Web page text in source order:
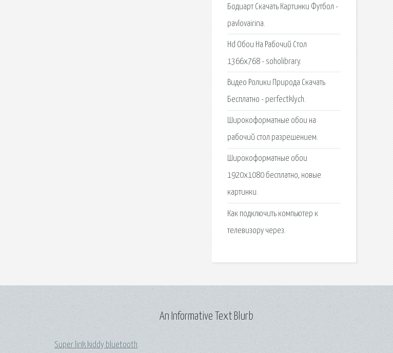
Бодиарт Скачать Картинки Футбол -
pavlovairina.
Hd Обои На Рабочий Стол
1366x768 - soholibrary.
Видео Ролики Природа Скачать
Бесплатно - perfectklych.
Широкоформатные обои на
рабочий стол разрешением.
Широкоформатные обои
1920х1080 бесплатно, новые
картинки.
Как подключить компьютер к
телевизору через.
Super link kiddy bluetooth
An Informative Text Blurb